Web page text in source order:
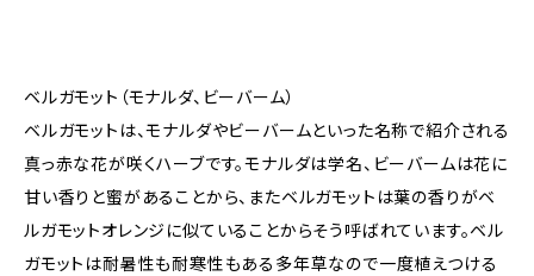
ベルガモット（モナルダ、ビーバーム）
ベルガモットは、モナルダやビーバームといった名称で紹介される
真っ赤な花が咲くハーブです。モナルダは学名、ビーバームは花に
甘い香りと蜜があることから、またベルガモットは葉の香りがベ
ルガモットオレンジに似ていることからそう呼ばれています。ベル
ガモットは耐暑性も耐寒性もある多年草なので一度植えつける